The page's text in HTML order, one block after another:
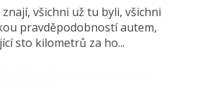
všichni už tu byli, všichni
pravděpodobností autem,
sto kilometrů za ho...